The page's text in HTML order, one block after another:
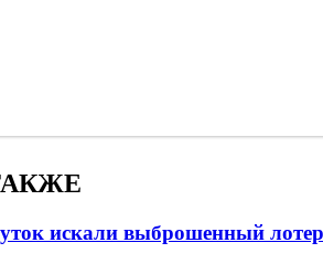
искали выброшенный